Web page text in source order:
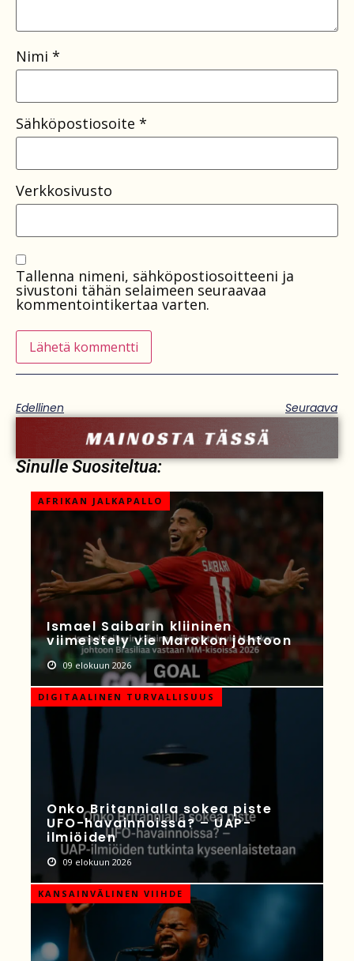
Nimi *
Sähköpostiosoite *
Verkkosivusto
Tallenna nimeni, sähköpostiosoitteeni ja
sivustoni tähän selaimeen seuraavaa
kommentointikertaa varten.
Edellinen Seuraava
Sinulle Suositeltua:
AFRIKAN JALKAPALLO
Ismael Saibarin kliininen
viimeistely vie Marokon johtoon
09 elokuun 2026
DIGITAALINEN TURVALLISUUS
Onko Britannialla sokea piste
UFO-havainnoissa? – UAP-
ilmiöiden
09 elokuun 2026
KANSAINVÄLINEN VIIHDE